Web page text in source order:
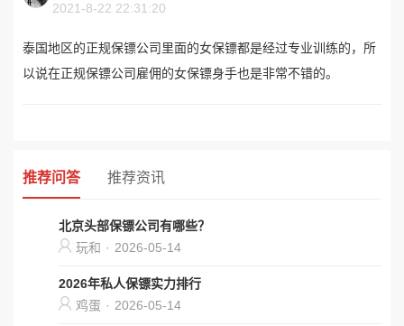
2021-8-22 22:31:20
泰国地区的正规保镖公司里面的女保镖都是经过专业训练的，所
以说在正规保镖公司雇佣的女保镖身手也是非常不错的。
推荐问答 推荐资讯
北京头部保镖公司有哪些？
玩和 · 2026-05-14
2026年私人保镖实力排行
鸡蛋 · 2026-05-14